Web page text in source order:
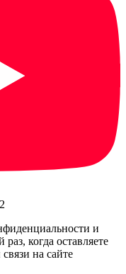
и
когда оставляете
на сайте